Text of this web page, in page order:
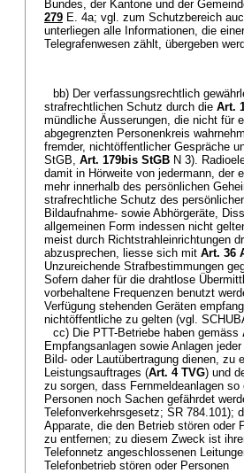
Bundes, der Kantone und der
279 E. 4a; vgl. zum Schutzbereich
unterliegen alle Informationen, die
Telegrafenwesen zählt, übergeben
bb) Der verfassungsrechtlich
strafrechtlichen Schutz durch die Art.
mündliche Äusserungen, die nicht für
abgegrenzten Personenkreis
fremder, nichtöffentlicher Gespräche
StGB, Art. 179bis StGB N 3).
damit in Hörweite von jedermann, der
mehr innerhalb des persönlichen
strafrechtliche Schutz des
Bildaufnahme- sowie Abhörgeräte,
allgemeinen Form indessen nicht
meist durch Richtstrahleinrichtungen
abzusprechen, liesse sich mit Art. 36
Unzureichende Strafbestimmungen
Sofern daher für die drahtlose
vorbehaltene Frequenzen benutzt
Verfügung stehenden Geräten
nichtöffentliche zu gelten (vgl.
cc) Die PTT-Betriebe haben gemäss
Empfangsanlagen sowie Anlagen
Bild- oder Lautübertragung dienen, zu
Leistungsauftrages (Art. 4 TVG) und
zu sorgen, dass Fernmeldeanlagen
Personen noch Sachen gefährdet
Telefonverkehrsgesetz; SR 784.101);
Apparate, die den Betrieb stören oder
zu entfernen; zu diesem Zweck ist
Telefonnetz angeschlossenen
Telefonbetrieb stören oder Personen